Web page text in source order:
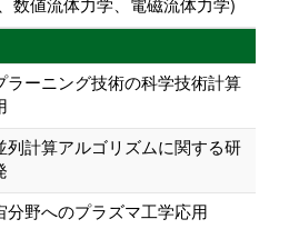
ラーニング技術の科学技術計算
列計算アルゴリズムに関する研
分野へのプラズマ工学応用